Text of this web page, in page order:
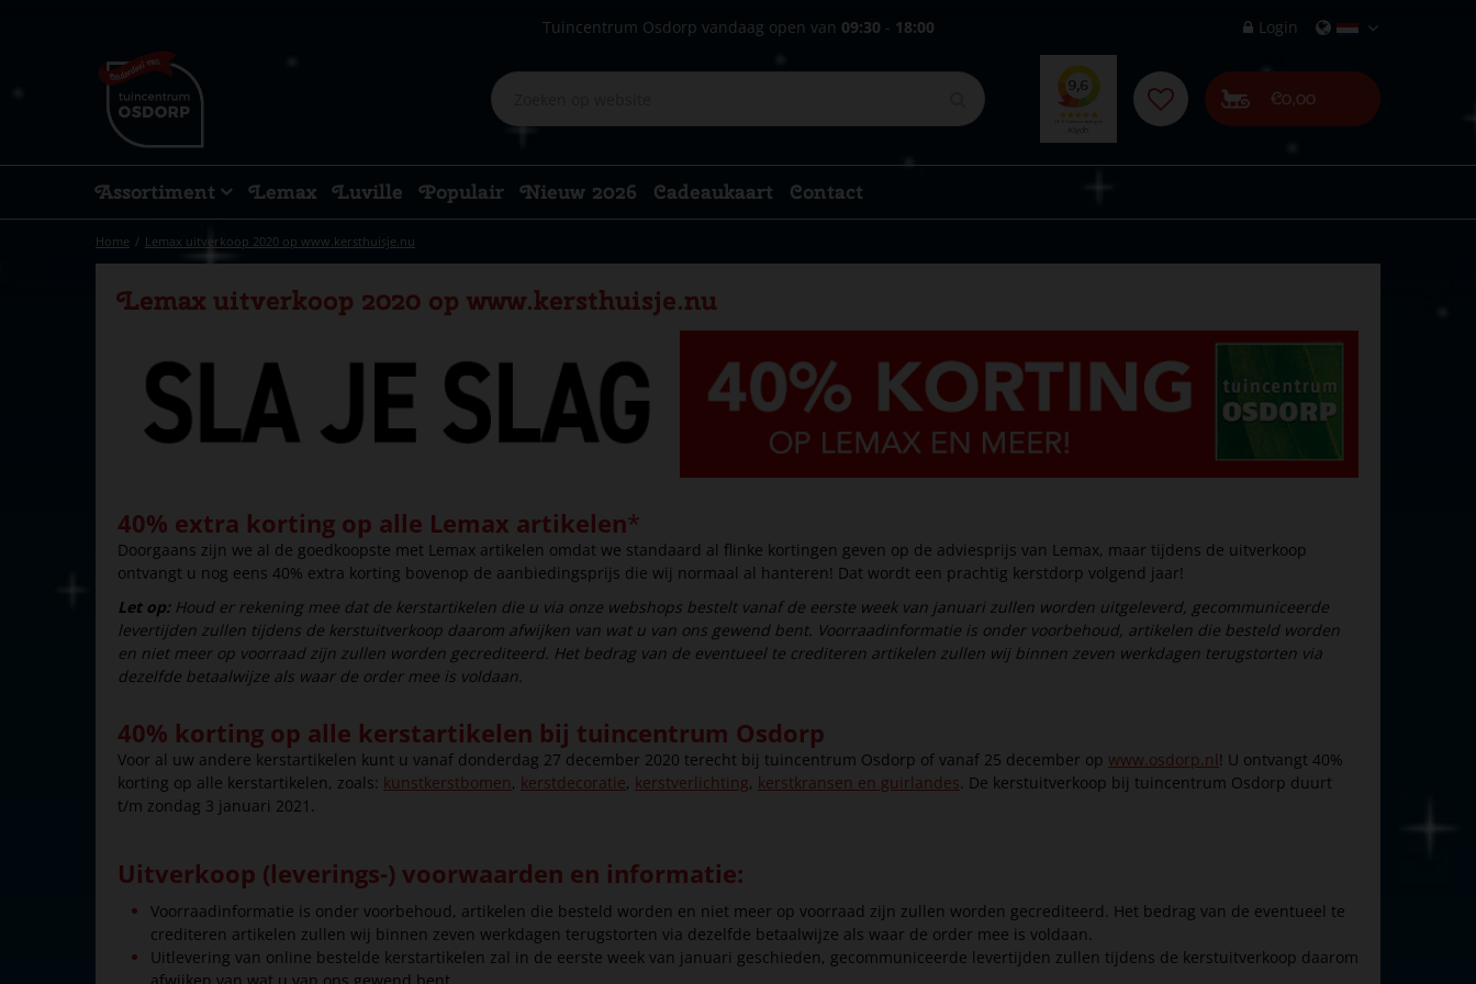
Home Lemax uitverkoop 2020 op www.kersthuisje.nu
Tuincentrum Osdorp vandaag open van 09:30 - 18:00 Login
€0,00
Assortiment Lemax Luville Populair Nieuw 2026 Cadeaukaart Contact
Lemax uitverkoop 2020 op www.kersthuisje.nu
40% extra korting op alle Lemax artikelen*
Doorgaans zijn we al de goedkoopste met Lemax artikelen omdat we standaard al flinke kortingen geven op de adviesprijs van Lemax, maar tijdens de uitverkoop
ontvangt u nog eens 40% extra korting bovenop de aanbiedingsprijs die wij normaal al hanteren! Dat wordt een prachtig kerstdorp volgend jaar!
Let op:Houd er rekening mee dat de kerstartikelen die u via onze webshops bestelt vanaf de eerste week van januari zullen worden uitgeleverd, gecommuniceerde
levertijden zullen tijdens de kerstuitverkoop daarom afwijken van wat u van ons gewend bent. Voorraadinformatie is onder voorbehoud, artikelen die besteld worden
en niet meer op voorraad zijn zullen worden gecrediteerd. Het bedrag van de eventueel te crediteren artikelen zullen wij binnen zeven werkdagen terugstorten via
dezelfde betaalwijze als waar de order mee is voldaan.
40% korting op alle kerstartikelen bij tuincentrum Osdorp
Voor al uw andere kerstartikelen kunt u vanaf donderdag 27 december 2020 terecht bij tuincentrum Osdorp of vanaf 25 december op www.osdorp.nl! U ontvangt 40%
korting op alle kerstartikelen, zoals: kunstkerstbomen, kerstdecoratie, kerstverlichting, kerstkransen en guirlandes. De kerstuitverkoop bij tuincentrum Osdorp duurt
t/m zondag 3 januari 2021.
Uitverkoop (leverings-) voorwaarden en informatie:
Voorraadinformatie is onder voorbehoud, artikelen die besteld worden en niet meer op voorraad zijn zullen worden gecrediteerd. Het bedrag van de eventueel te
crediteren artikelen zullen wij binnen zeven werkdagen terugstorten via dezelfde betaalwijze als waar de order mee is voldaan.
Uitlevering van online bestelde kerstartikelen zal in de eerste week van januari geschieden, gecommuniceerde levertijden zullen tijdens de kerstuitverkoop daarom